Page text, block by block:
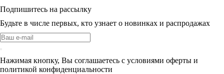
Подпишитесь на рассылку
Будьте в числе первых, кто узнает о новинках и распродажах
Нажимая кнопку, Вы соглашаетесь с условиями оферты и
политикой конфиденциальности